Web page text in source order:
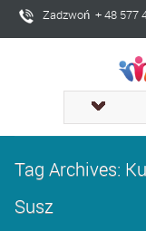
Zadzwoń + 48 577
Tag Archives:
Susz